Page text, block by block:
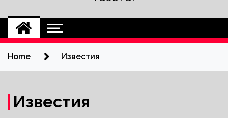
Home Известия
Известия